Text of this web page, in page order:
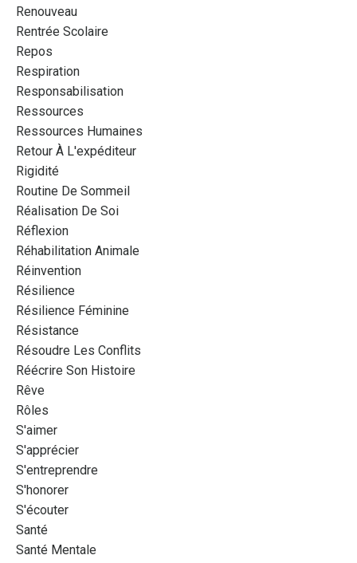
Renouveau
Rentrée Scolaire
Repos
Respiration
Responsabilisation
Ressources
Ressources Humaines
Retour À L'expéditeur
Rigidité
Routine De Sommeil
Réalisation De Soi
Réflexion
Réhabilitation Animale
Réinvention
Résilience
Résilience Féminine
Résistance
Résoudre Les Conflits
Réécrire Son Histoire
Rêve
Rôles
S'aimer
S'apprécier
S'entreprendre
S'honorer
S'écouter
Santé
Santé Mentale